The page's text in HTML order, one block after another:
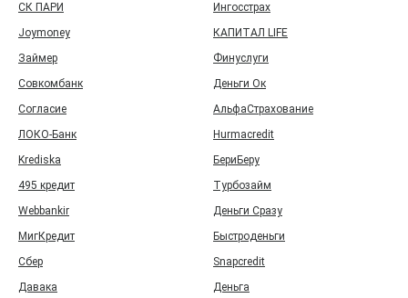
СК ПАРИ
Ингосстрах
Joymoney
КАПИТАЛ LIFE
Займер
Финуслуги
Совкомбанк
Деньги Ок
Согласие
АльфаСтрахование
ЛОКО-Банк
Hurmacredit
Krediska
БериБеру
495 кредит
Турбозайм
Webbankir
Деньги Сразу
МигКредит
Быстроденьги
Сбер
Snapcredit
Давака
Деньга